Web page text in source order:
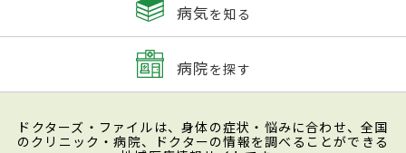
病気を知る
病院を探す
ドクターズ・ファイルは、身体の症状・悩みに合わせ、全国
のクリニック・病院、ドクターの情報を調べることができる